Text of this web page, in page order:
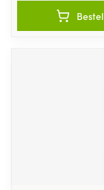
Bestel